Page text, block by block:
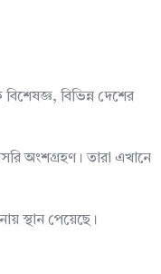
বিভিন্ন দেশের
অংশগ্রহণ। তারা এখানে
স্থান পেয়েছে।